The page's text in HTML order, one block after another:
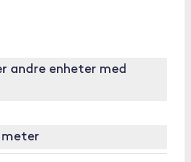
andre enheter med
meter